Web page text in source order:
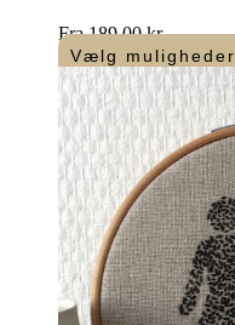
Fra189,00kr.
Vælg muligheder
Dette
vare
har
flere
varianter.
Mulighederne
kan
vælges
på
varesiden